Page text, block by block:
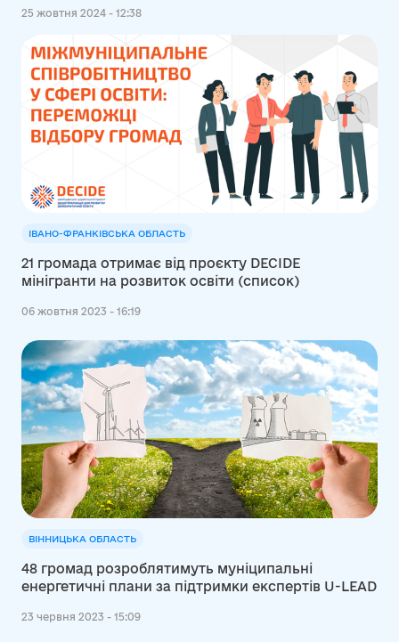
25 жовтня 2024 - 12:38
ІВАНО-ФРАНКІВСЬКА ОБЛАСТЬ
21 громада отримає від проєкту DECIDE
мінігранти на розвиток освіти (список)
06 жовтня 2023 - 16:19
ВІННИЦЬКА ОБЛАСТЬ
48 громад розроблятимуть муніципальні
енергетичні плани за підтримки експертів U-LEAD
23 червня 2023 - 15:09